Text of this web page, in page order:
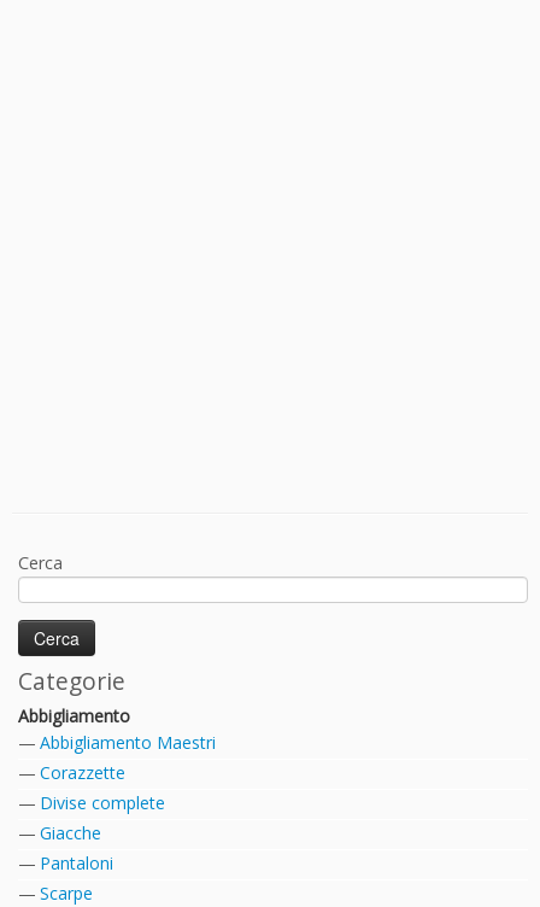
Cerca
Categorie
Abbigliamento
Abbigliamento Maestri
Corazzette
Divise complete
Giacche
Pantaloni
Scarpe